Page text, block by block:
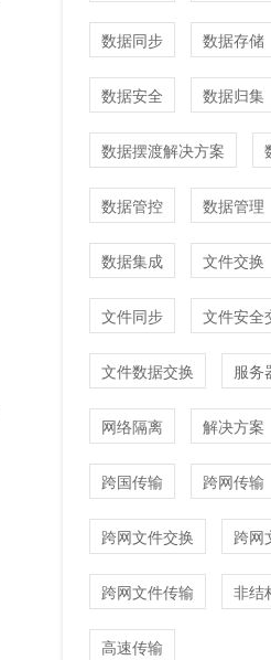
数据同步 数据存储
数据安全 数据归集
数据摆渡解决方案
数据管控 数据管理
数据集成 文件交换
文件同步 文件安全
文件数据交换 服务
网络隔离 解决方案
跨国传输 跨网传输
跨网文件交换 跨网
跨网文件传输 非结
高速传输